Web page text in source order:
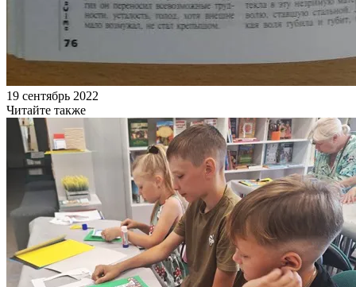
19 сентябрь 2022
Читайте также